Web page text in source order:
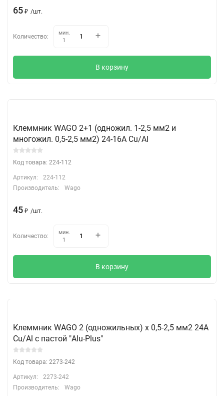
65 ₽ /шт.
Количество:
мин.
1
В корзину
Клеммник WAGO 2+1 (одножил. 1-2,5 мм2 и
многожил. 0,5-2,5 мм2) 24-16A Cu/Al
Код товара: 224-112
Артикул:
224-112
Производитель:
Wago
45 ₽ /шт.
Количество:
мин.
1
В корзину
Клеммник WAGO 2 (одножильных) х 0,5-2,5 мм2 24A
Cu/Al с пастой "Alu-Plus"
Код товара: 2273-242
Артикул:
2273-242
Производитель:
Wago